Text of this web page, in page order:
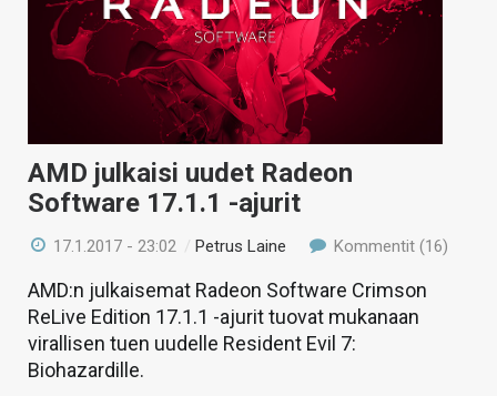
AMD julkaisi uudet Radeon
Software 17.1.1 -ajurit
17.1.2017 - 23:02 /Petrus Laine Kommentit (16)
AMD:n julkaisemat Radeon Software Crimson
ReLive Edition 17.1.1 -ajurit tuovat mukanaan
virallisen tuen uudelle Resident Evil 7:
Biohazardille.